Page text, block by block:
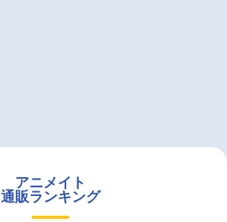
アニメイト
通販ランキング